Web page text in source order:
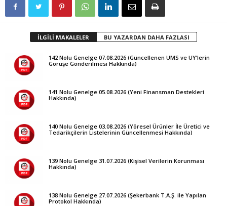
İLGİLİ MAKALELER BU YAZARDAN DAHA FAZLASI
142 Nolu Genelge 07.08.2026 (Güncellenen UMS ve UY’lerin
Görüşe Gönderilmesi Hakkında)
141 Nolu Genelge 05.08.2026 (Yeni Finansman Destekleri
Hakkında)
140 Nolu Genelge 03.08.2026 (Yöresel Ürünler İle Üretici ve
Tedarikçilerin Listelerinin Güncellenmesi Hakkında)
139 Nolu Genelge 31.07.2026 (Kişisel Verilerin Korunması
Hakkında)
138 Nolu Genelge 27.07.2026 (Şekerbank T.A.Ş. ile Yapılan
Protokol Hakkında)